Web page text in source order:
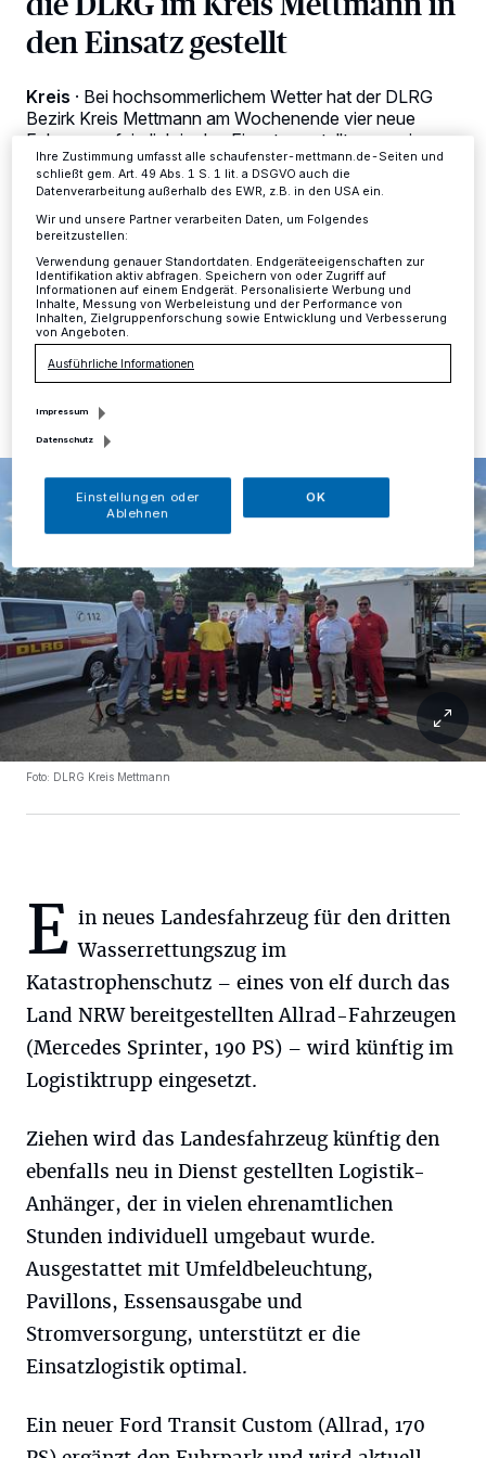
den Einsatz gestellt
Kreis · Bei hochsommerlichem Wetter hat der DLRG
Bezirk Kreis Mettmann am Wochenende vier neue
Fahrzeuge feierlich in den Einsatz gestellt – gemeinsam
mit Prof. Dr. Svend Reuse (Kreissparkasse Düsseldorf),
Dr. Andreas Wagener (DLRG Landesverband
Hilfsorganisationen (ASB, DRK, Johanniter, Malteser)
Katastrophenschutzes.
03.07.2025 , 14:33 Uhr
Foto: DLRG Kreis Mettmann
E in neues Landesfahrzeug für den dritten
Wasserrettungszug im
Katastrophenschutz – eines von elf durch das
Land NRW bereitgestellten Allrad-Fahrzeugen
(Mercedes Sprinter, 190 PS) – wird künftig im
Logistiktrupp eingesetzt.
Ziehen wird das Landesfahrzeug künftig den
ebenfalls neu in Dienst gestellten Logistik-
Anhänger, der in vielen ehrenamtlichen
Stunden individuell umgebaut wurde.
Ausgestattet mit Umfeldbeleuchtung,
Pavillons, Essensausgabe und
Stromversorgung, unterstützt er die
Einsatzlogistik optimal.
Ein neuer Ford Transit Custom (Allrad, 170
verarbeiten Daten, um Ihnen Dienste bereitzustellen“ aufgeführten
Anzeigen möglicherweise nicht mehr so relevant für Sie. Sie können
dieses Menü jederzeit wieder aufrufen, um Ihre Einstellungen zu
Einstellungen oder Ablehnen am unteren Rand der Webseite klicken.
Ihre Einstellungen gelten innerhalb unseres Website. Weitere
Informationen finden Sie in unserer Datenschutzerklärung.
Ihre Zustimmung umfasst alle schaufenster-mettmann.de-Seiten und
schließt gem. Art. 49 Abs. 1 S. 1 lit. a DSGVO auch die
Datenverarbeitung außerhalb des EWR, z.B. in den USA ein.
Wir und unsere Partner verarbeiten Daten, um Folgendes
bereitzustellen:
Verwendung genauer Standortdaten. Endgeräteeigenschaften zur
Identifikation aktiv abfragen. Speichern von oder Zugriff auf
Informationen auf einem Endgerät. Personalisierte Werbung und
Inhalte, Messung von Werbeleistung und der Performance von
Inhalten, Zielgruppenforschung sowie Entwicklung und Verbesserung
von Angeboten.
Ausführliche Informationen
Impressum
Datenschutz
Einstellungen oder
Ablehnen
OK